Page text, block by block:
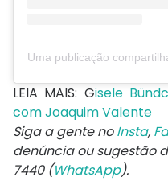
Uma publicação
LEIA MAIS: Gisele
com Joaquim Valente
Siga a gente noInsta,
denúncia ou sugestão
7440 (WhatsApp).